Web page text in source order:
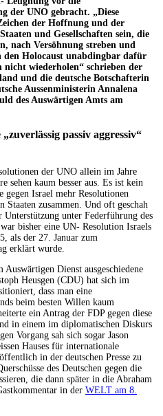
der UNO gebracht. „Diese
der Hoffnung und der
und Gesellschaften sein, die
nach Versöhnung streben und
den Holocaust unabdingbar dafür
nicht wiederholen“ schrieben der
und die deutsche Botschafterin
Aussenministerin Annalena
des Auswärtigen Amts am
passiv aggressiv“
der UNO allein im Jahre
sehen kaum besser aus. Es ist kein
gegen Israel mehr Resolutionen
Staaten zusammen. Und oft geschah
unter Federführung des
bisher eine UN- Resolution Israels
als der 27. Januar zum
erklärt wurde.
Auswärtigen Dienst ausgeschiedene
Heusgen (CDU) hat sich im
dass man eine
beim besten Willen kaum
ein Antrag der FDP gegen diese
in einem im diplomatischen Diskurs
Vorgang sah sich sogar Jason
Hauses für internationale
in der deutschen Presse zu
des Deutschen gegen die
die dann später in die Abraham
in der WELT am 8.